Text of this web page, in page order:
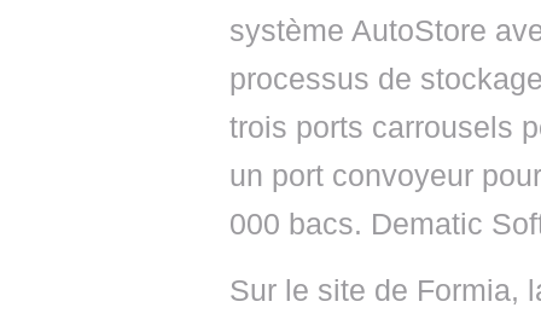
système AutoStore
processus de
trois ports carrousels
un port convoyeur
000 bacs. Dematic
Sur le site de Formia,